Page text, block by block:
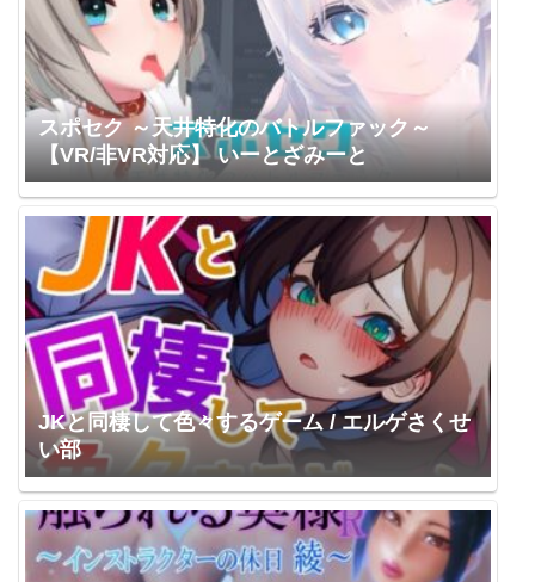
スポセク ～天井特化のバトルファック～
【VR/非VR対応】 いーとざみーと
JKと同棲して色々するゲーム / エルゲさくせ
い部